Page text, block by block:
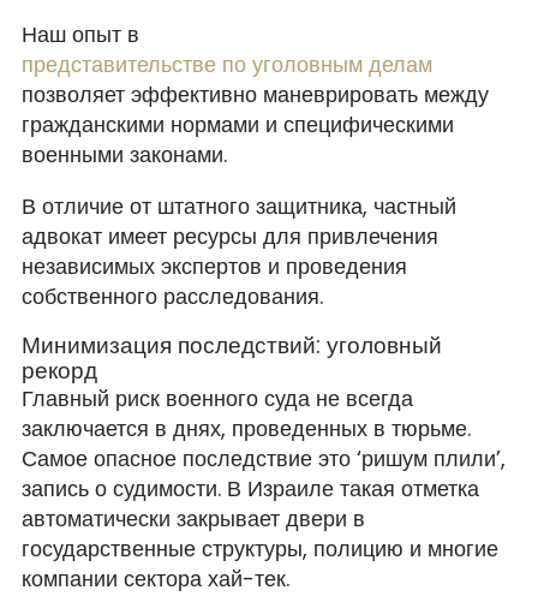
Наш опыт в
представительстве по уголовным делам
позволяет эффективно маневрировать между
гражданскими нормами и специфическими
военными законами.
В отличие от штатного защитника, частный
адвокат имеет ресурсы для привлечения
независимых экспертов и проведения
собственного расследования.
Минимизация последствий: уголовный
рекорд
Главный риск военного суда не всегда
заключается в днях, проведенных в тюрьме.
Самое опасное последствие это ‘ришум плили’,
запись о судимости. В Израиле такая отметка
автоматически закрывает двери в
государственные структуры, полицию и многие
компании сектора хай-тек.